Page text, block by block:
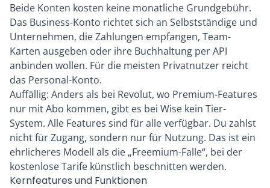
Beide Konten kosten keine monatliche Grundgebühr.
Das Business-Konto richtet sich an Selbstständige und
Unternehmen, die Zahlungen empfangen, Team-
Karten ausgeben oder ihre Buchhaltung per API
anbinden wollen. Für die meisten Privatnutzer reicht
das Personal-Konto.
Auffällig: Anders als bei Revolut, wo Premium-Features
nur mit Abo kommen, gibt es bei Wise kein Tier-
System. Alle Features sind für alle verfügbar. Du zahlst
nicht für Zugang, sondern nur für Nutzung. Das ist ein
ehrlicheres Modell als die „Freemium-Falle“, bei der
kostenlose Tarife künstlich beschnitten werden.
Kernfeatures und Funktionen